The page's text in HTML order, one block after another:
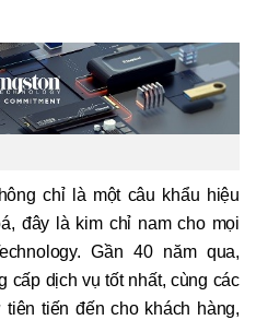
chỉ là một câu khẩu hiệu
đây là kim chỉ nam cho mọi
Gần 40 năm qua,
cấp dịch vụ tốt nhất, cùng các
tiến đến cho khách hàng,